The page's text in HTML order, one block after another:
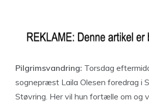
Pilgrimsvandring: Torsdag
sognepræst Laila Olesen foredrag i
Støvring. Her vil hun fortælle om og